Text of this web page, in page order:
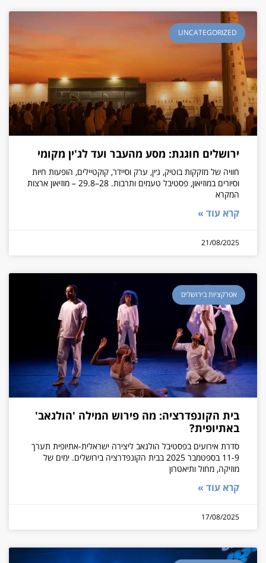
UNCATEGORIZED
ירושלים חוגגת: מסע מהעבר ועד לג'ין מקומי
חוויה של מזקקות בוטיק, ג׳ין, ערק וסיידר, קוקטיילים, הופעות חיות
וסיורים במוזיאון, פסטיבל טעמים ותרבות. 28–29.8 – מוזיאון ארצות
המקרא
קרא עוד »
21/08/2025
אטרקציות בירושלים
בית הקונפדרציה: מה פירוש המילה 'הולגאב'
באתיופית?
סדרת אירועים בפסטיבל הולגאב ליצירה ישראלית-אתיופית תערך
11-9 בספטמבר 2025 בבית הקונפדרציה בירושלים. ימים של
מוזיקה, מחול ותיאטרון
קרא עוד »
17/08/2025